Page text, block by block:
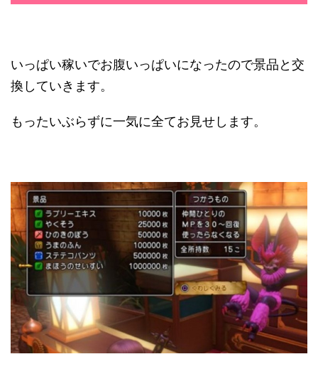
いっぱい稼いでお腹いっぱいになったので景品と交
換していきます。
もったいぶらずに一気に全てお見せします。